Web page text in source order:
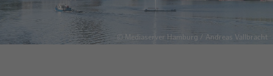
© Mediaserver Hamburg / Andreas Vallbracht